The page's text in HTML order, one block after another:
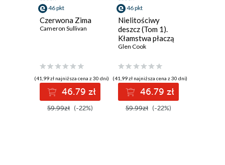
12
13
15
16
17
46 pkt
Czerwona Zima
Cameron Sullivan
(41,99 zł najniższa cena z 30 dni)
46.79 zł
59.99zł (-22%)
46 pkt
Nielitościwy
deszcz (Tom 1).
Kłamstwa płaczą
Glen Cook
(41,99 zł najniższa cena z 30 dni)
46.79 zł
59.99zł (-22%)